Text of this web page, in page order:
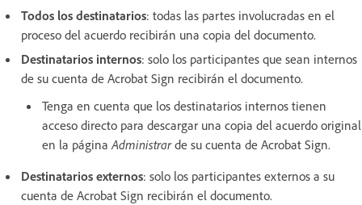
Todos los destinatarios: todas las partes involucradas en el
proceso del acuerdo recibirán una copia del documento.
Destinatarios internos: solo los participantes que sean internos
de su cuenta de Acrobat Sign recibirán el documento.
Tenga en cuenta que los destinatarios internos tienen
acceso directo para descargar una copia del acuerdo original
en la páginaAdministrarde su cuenta de Acrobat Sign.
Destinatarios externos: solo los participantes externos a su
cuenta de Acrobat Sign recibirán el documento.